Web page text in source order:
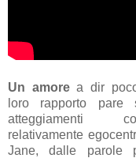
Un amorea dir poco
loro rapporto pare
atteggiamenti
relativamente
Jane, dalle parole